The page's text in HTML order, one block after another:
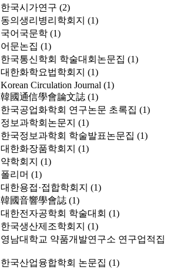
한국시가연구 (2)
동의생리병리학회지 (1)
국어국문학 (1)
어문논집 (1)
한국통신학회 학술대회논문집 (1)
대한화학요법학회지 (1)
Korean Circulation Journal (1)
韓國通信學會論文誌 (1)
한국공업화학회 연구논문 초록집 (1)
정보과학회논문지 (1)
한국정보과학회 학술발표논문집 (1)
대한화장품학회지 (1)
약학회지 (1)
폴리머 (1)
대한용접·접합학회지 (1)
韓國音響學會誌 (1)
대한전자공학회 학술대회 (1)
한국생산제조학회지 (1)
영남대학교 약품개발연구소 연구업적집
한국산업융합학회 논문집 (1)